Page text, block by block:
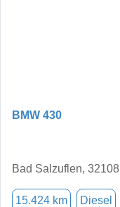
BMW 430
Bad Salzuflen, 32108
15.424 km Diesel